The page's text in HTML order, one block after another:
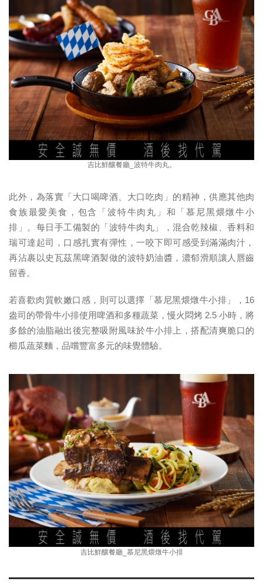
吉比鮮釀餐廳_波特牛肉丸。
此外，為落實「大口喝啤酒、大口吃肉」的精神，供應其他肉
食族最愛美食，包含「波特牛肉丸」和「慕尼黑煨燉牛小
排」。每日手工備製的「波特牛肉丸」，混合乾辣椒、香料和
瑞可達起司，口感扎實有彈性，一咬下即可感受到滿滿肉汁，
再沾裹以史瓦茲黑啤酒製做的波特奶油醬，濃郁滑順讓人唇齒
留香。
若喜歡肉質軟嫩口感，則可以選擇「慕尼黑煨燉牛小排」，16
盎司的帶骨牛小排使用啤酒和多種蔬菜，慢火悶烤 2.5 小時，將
多餘的油脂融出後完整吸附風味於牛小排上，搭配清爽脆口的
櫛瓜蔬菜麵，品嚐豐富多元的味覺體驗。
吉比鮮釀餐廳_慕尼黑煨燉牛小排